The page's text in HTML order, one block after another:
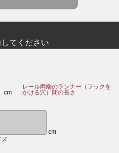
てください
cm
レール両端のランナー（フックを
かける穴）間の長さ
cm
ズ